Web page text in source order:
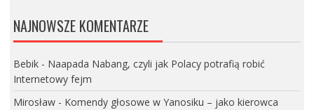
NAJNOWSZE KOMENTARZE
Bebik- Naapada Nabang, czyli jak Polacy potrafią robić
Internetowy fejm
Mirosław- Komendy głosowe w Yanosiku – jako kierowca